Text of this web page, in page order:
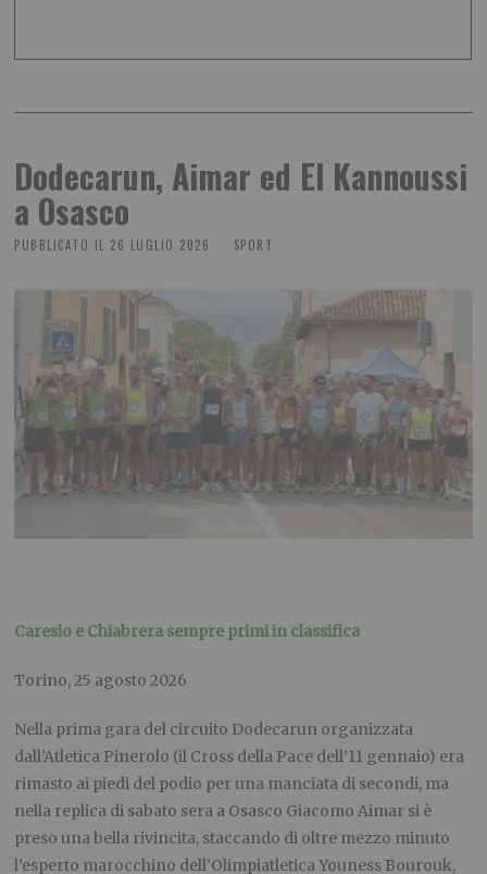
Dodecarun, Aimar ed El Kannoussi
a Osasco
PUBBLICATO IL 26 LUGLIO 2026 SPORT
Caresio e Chiabrera sempre primi in classifica
Torino, 25 agosto 2026
Nella prima gara del circuito Dodecarun organizzata
dall’Atletica Pinerolo (il Cross della Pace dell’11 gennaio) era
rimasto ai piedi del podio per una manciata di secondi, ma
nella replica di sabato sera a Osasco Giacomo Aimar si è
preso una bella rivincita, staccando di oltre mezzo minuto
l’esperto marocchino dell’Olimpiatletica Youness Bourouk,